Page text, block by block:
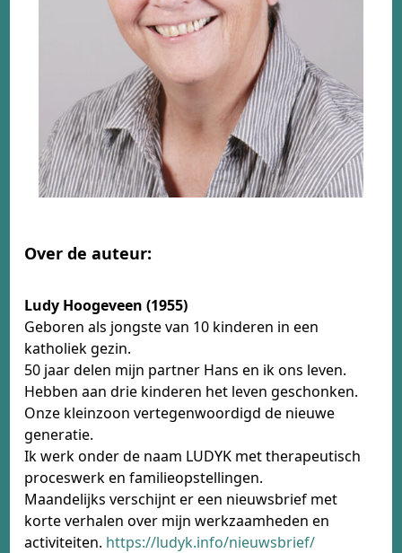
Over de auteur:
Ludy Hoogeveen (1955)
Geboren als jongste van 10 kinderen in een
katholiek gezin.
50 jaar delen mijn partner Hans en ik ons leven.
Hebben aan drie kinderen het leven geschonken.
Onze kleinzoon vertegenwoordigd de nieuwe
generatie.
Ik werk onder de naam LUDYK met therapeutisch
proceswerk en familieopstellingen.
Maandelijks verschijnt er een nieuwsbrief met
korte verhalen over mijn werkzaamheden en
activiteiten. https://ludyk.info/nieuwsbrief/